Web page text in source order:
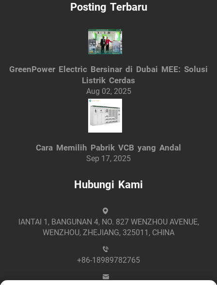
Posting Terbaru
GreenPower Electric Bersinar di Dubai MEE: Solusi
Listrik Cerdas
Aug 02, 2025
Cara Memilih Pabrik VCB yang Andal
Sep 17, 2025
Hubungi Kami
lANTAI 1, BANGUNAN 4, NO. 827 WENZHOU AVENUE,
WENZHOU, ZHEJIANG, 325011, CHINA
+86-18989782765